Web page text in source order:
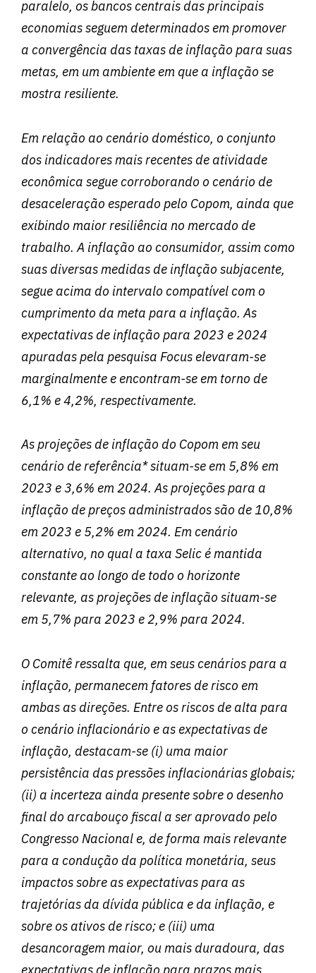
paralelo, os bancos centrais das principais
economias seguem determinados em promover
a convergência das taxas de inflação para suas
metas, em um ambiente em que a inflação se
mostra resiliente.
Em relação ao cenário doméstico, o conjunto
dos indicadores mais recentes de atividade
econômica segue corroborando o cenário de
desaceleração esperado pelo Copom, ainda que
exibindo maior resiliência no mercado de
trabalho. A inflação ao consumidor, assim como
suas diversas medidas de inflação subjacente,
segue acima do intervalo compatível com o
cumprimento da meta para a inflação. As
expectativas de inflação para 2023 e 2024
apuradas pela pesquisa Focus elevaram-se
marginalmente e encontram-se em torno de
6,1% e 4,2%, respectivamente.
As projeções de inflação do Copom em seu
cenário de referência* situam-se em 5,8% em
2023 e 3,6% em 2024. As projeções para a
inflação de preços administrados são de 10,8%
em 2023 e 5,2% em 2024. Em cenário
alternativo, no qual a taxa Selic é mantida
constante ao longo de todo o horizonte
relevante, as projeções de inflação situam-se
em 5,7% para 2023 e 2,9% para 2024.
O Comitê ressalta que, em seus cenários para a
inflação, permanecem fatores de risco em
ambas as direções. Entre os riscos de alta para
o cenário inflacionário e as expectativas de
inflação, destacam-se (i) uma maior
persistência das pressões inflacionárias globais;
(ii) a incerteza ainda presente sobre o desenho
final do arcabouço fiscal a ser aprovado pelo
Congresso Nacional e, de forma mais relevante
para a condução da política monetária, seus
impactos sobre as expectativas para as
trajetórias da dívida pública e da inflação, e
sobre os ativos de risco; e (iii) uma
desancoragem maior, ou mais duradoura, das
expectativas de inflação para prazos mais